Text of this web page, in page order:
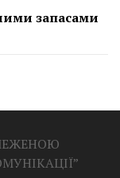
запасами